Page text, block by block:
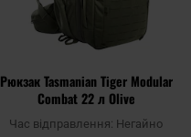
Рюкзак Tasmanian Tiger Modular
Combat 22 л Olive
Час відправлення: Негайно